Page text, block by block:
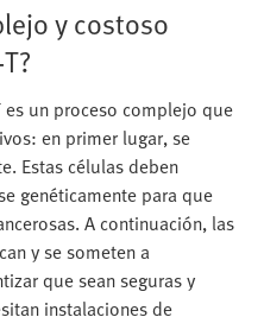
y costoso
es un proceso complejo que
en primer lugar, se
Estas células deben
genéticamente para que
A continuación, las
y se someten a
que sean seguras y
instalaciones de